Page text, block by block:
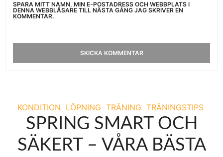
SPARA MITT NAMN, MIN E-POSTADRESS OCH WEBBPLATS I
DENNA WEBBLÄSARE TILL NÄSTA GÅNG JAG SKRIVER EN
KOMMENTAR.
KONDITION LÖPNING TRÄNING TRÄNINGSTIPS
SPRING SMART OCH
SÄKERT – VÅRA BÄSTA